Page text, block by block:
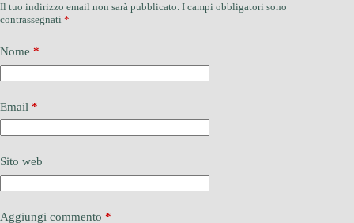
Il tuo indirizzo email non sarà pubblicato. I campi obbligatori sono
contrassegnati *
Nome *
Email *
Sito web
Aggiungi commento *